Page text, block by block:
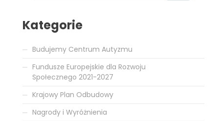
Kategorie
Budujemy Centrum Autyzmu
Fundusze Europejskie dla Rozwoju
Społecznego 2021-2027
Krajowy Plan Odbudowy
Nagrody i Wyróżnienia